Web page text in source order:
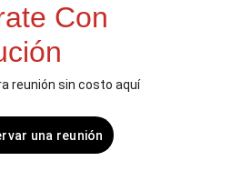
Con
una reunión
reunión sin costo aquí